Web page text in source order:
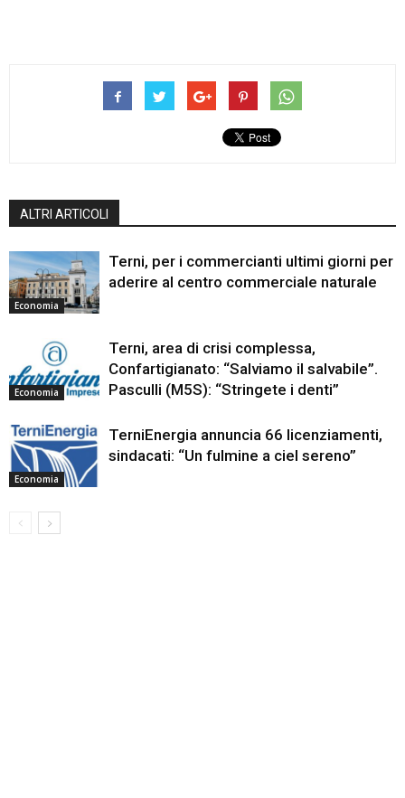
ALTRI ARTICOLI
Economia
Terni, per i commercianti ultimi giorni per
aderire al centro commerciale naturale
Economia
Terni, area di crisi complessa,
Confartigianato: “Salviamo il salvabile”.
Pasculli (M5S): “Stringete i denti”
Economia
TerniEnergia annuncia 66 licenziamenti,
sindacati: “Un fulmine a ciel sereno”